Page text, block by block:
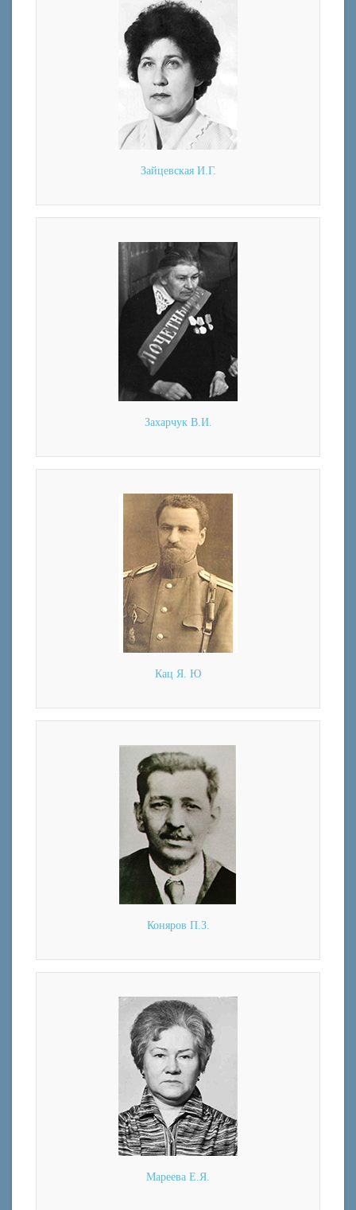
Зайцевская И.Г.
Захарчук В.И.
Кац Я. Ю
Коняров П.З.
Мареева Е.Я.